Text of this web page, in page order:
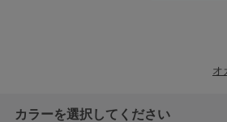
オ
カラーを選択してください